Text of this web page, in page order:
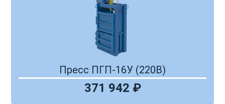
Пресс ПГП-16У (220В)
371 942 ₽